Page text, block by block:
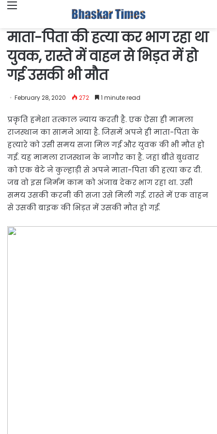
माता-पिता की हत्या कर भाग रहा था
युवक, रास्ते में वाहन से भिड़त में हो
गई उसकी भी मौत
February 28, 2020 272 1 minute read
प्रकृति हमेशा तत्काल न्याय करती है. एक ऐसा ही मामला
राजस्थान का सामने आया है. जिसमें अपने ही माता-पिता के
हत्यारे को उसी समय सजा मिल गई और युवक की भी मौत हो
गई. यह मामला राजस्थान के नागौर का है. जहां बीते बुधवार
को एक बेटे ने कुल्हाड़ी से अपने माता-पिता की हत्या कर दी.
जब वो इस निर्मम काम को अंजाब देकर भाग रहा था. उसी
समय उसकी करनी की सजा उसे मिली गई. रास्ते में एक वाहन
से उसकी बाइक की भिड़त में उसकी मौत हो गई.